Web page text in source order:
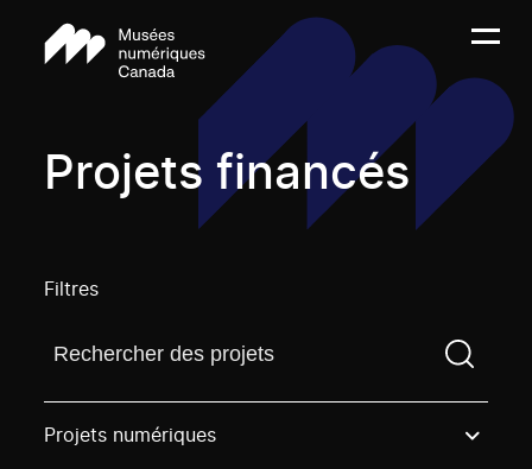
Projets financés
Filtres
Trouvez un projetVous devez saisir un terme de
Projets numériques